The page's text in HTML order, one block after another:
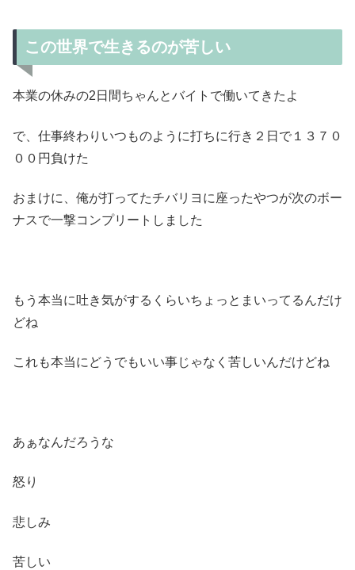
この世界で生きるのが苦しい
本業の休みの2日間ちゃんとバイトで働いてきたよ
で、仕事終わりいつものように打ちに行き２日で１３７０
００円負けた
おまけに、俺が打ってたチバリヨに座ったやつが次のボー
ナスで一撃コンプリートしました
もう本当に吐き気がするくらいちょっとまいってるんだけ
どね
これも本当にどうでもいい事じゃなく苦しいんだけどね
あぁなんだろうな
怒り
悲しみ
苦しい